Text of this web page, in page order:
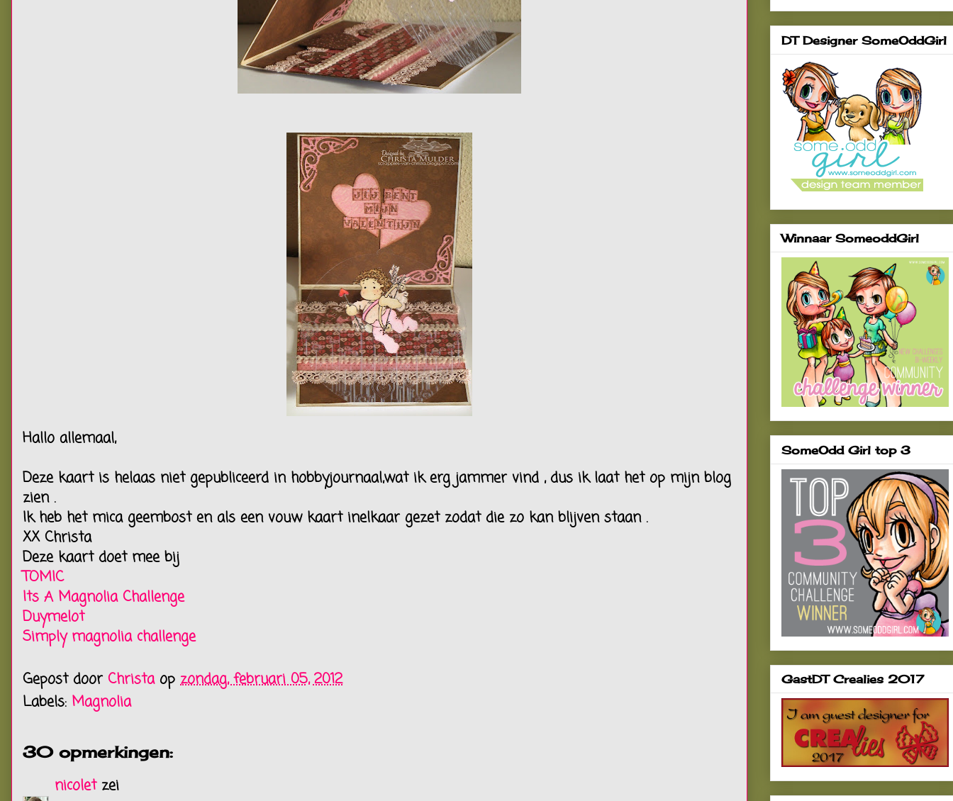
Hallo allemaal,
Deze kaart is helaas niet gepubliceerd in hobbyjournaal,wat ik erg jammer vind , dus ik laat het op mijn blog
zien .
Ik heb het mica geembost en als een vouw kaart inelkaar gezet zodat die zo kan blijven staan .
XX Christa
Deze kaart doet mee bij
TOMIC
Its A Magnolia Challenge
Duymelot
Simply magnolia challenge
Gepost doorChrista op zondag, februari 05, 2012
Labels: Magnolia
30 opmerkingen:
nicoletzei
DT Designer SomeOddGirl
Winnaar SomeoddGirl
SomeOdd Girl top 3
GastDT Crealies 2017